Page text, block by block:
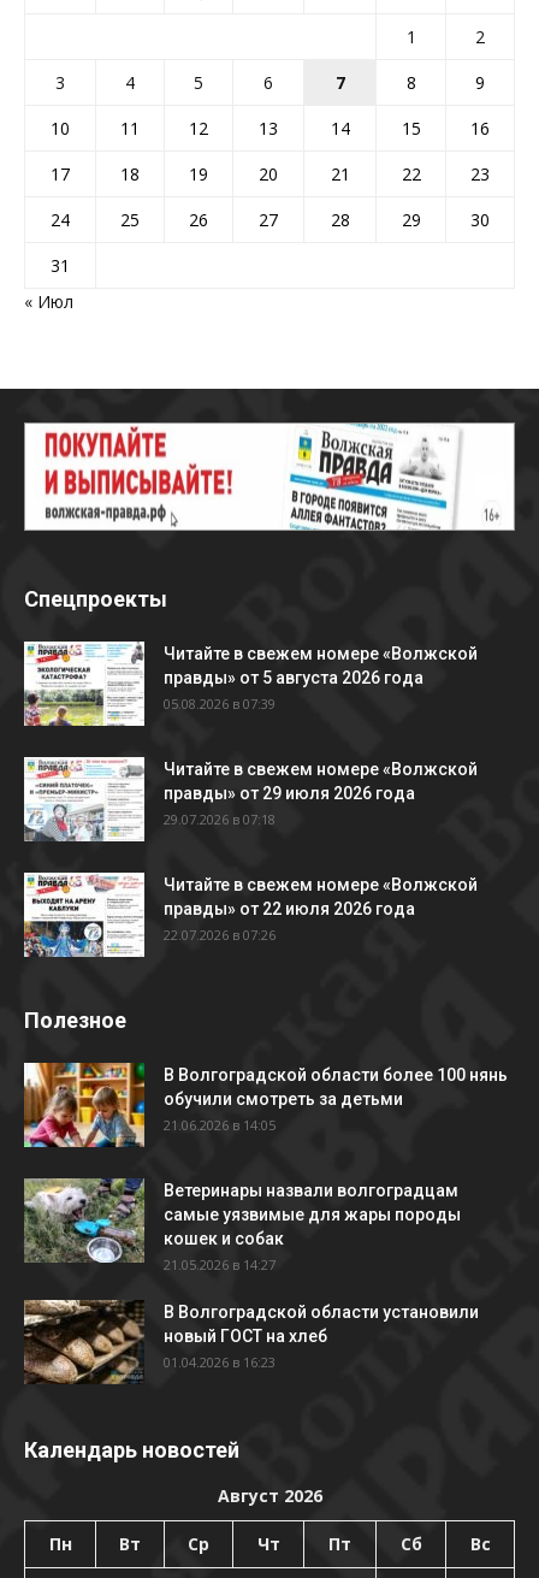
1
2
3
4 5 6 7 8
9
10
11 12 13 14 15
16
17
18 19 20 21 22
23
24
25 26 27 28 29
30
31
« Июл
Спецпроекты
Читайте в свежем номере «Волжской
правды» от 5 августа 2026 года
05.08.2026 в 07:39
Читайте в свежем номере «Волжской
правды» от 29 июля 2026 года
29.07.2026 в 07:18
Читайте в свежем номере «Волжской
правды» от 22 июля 2026 года
22.07.2026 в 07:26
Полезное
В Волгоградской области более 100 нянь
обучили смотреть за детьми
21.06.2026 в 14:05
Ветеринары назвали волгоградцам
самые уязвимые для жары породы
кошек и собак
21.05.2026 в 14:27
В Волгоградской области установили
новый ГОСТ на хлеб
01.04.2026 в 16:23
Календарь новостей
Август 2026
Пн Вт Ср Чт Пт Сб Вс